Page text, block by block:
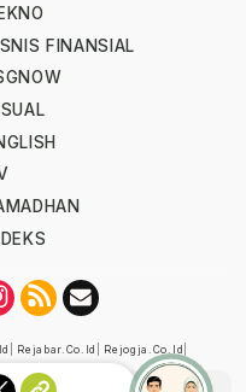
FINANSIAL
Rejabar.co.id Rejogja.co.id